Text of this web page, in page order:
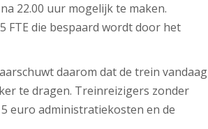
22.00 uur mogelijk te maken.
FTE die bespaard wordt door het
daarom dat de trein vandaag
te dragen. Treinreizigers zonder
euro administratiekosten en de